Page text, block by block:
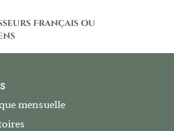
Français ou
mensuelle